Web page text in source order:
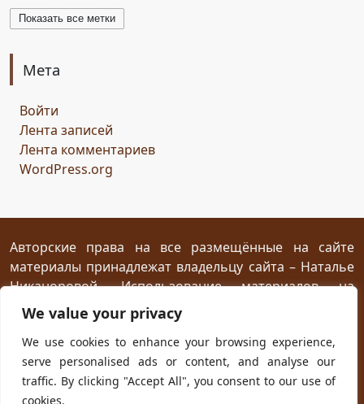
We value your privacy
We use cookies to enhance your browsing experience,
serve personalised ads or content, and analyse our
traffic. By clicking "Accept All", you consent to our use of
cookies.
волшебство игрушки
возрождение
сомнение
мяч стирательная резинка
ресторан
птица Киви путеводный камень магия камня
сокровище шантаж ссора
женщины дворец кузница гнев дракона жар
испуг побег плен план приключение
телефон гадание
Показать все метки
Мета
Войти
Лента записей
Лента комментариев
WordPress.org
Авторские права на все размещённые на сайте
материалы принадлежат владельцу сайта – Наталье
Никаноровой. Использование материалов на
посторонних сайтах разрешается без
предварительного согласия при условии
размещения прямой открытой для индексирования
ссылки на первоисточник не ниже первого абзаца
текста.